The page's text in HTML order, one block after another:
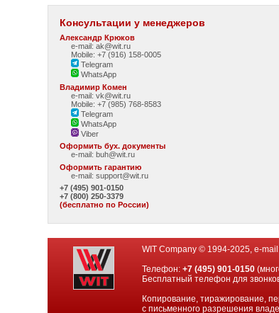
Консультации у менеджеров
Александр Крюков
e-mail: ak@wit.ru
Mobile: +7 (916) 158-0005
Telegram
WhatsApp
Владимир Комен
e-mail: vk@wit.ru
Mobile: +7 (985) 768-8583
Telegram
WhatsApp
Viber
Оформить бух. документы
e-mail:buh@wit.ru
Оформить гарантию
e-mail:support@wit.ru
+7 (495) 901-0150
+7 (800) 250-3379
(бесплатно по России)
WIT Company © 1994-2025, e-
Телефон:+7 (495) 901-0150
Бесплатный телефон для
Копирование, тиражирование,
с письменного разрешения